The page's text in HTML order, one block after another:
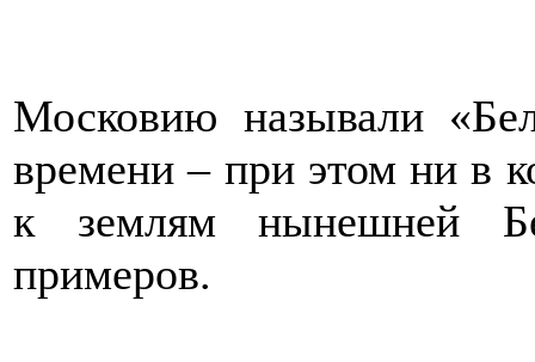
Московию называли
времени – при этом ни в
к землям нынешней
примеров.